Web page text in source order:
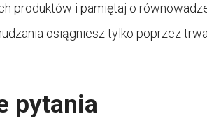
produktów i pamiętaj o
osiągniesz tylko poprzez
pytania